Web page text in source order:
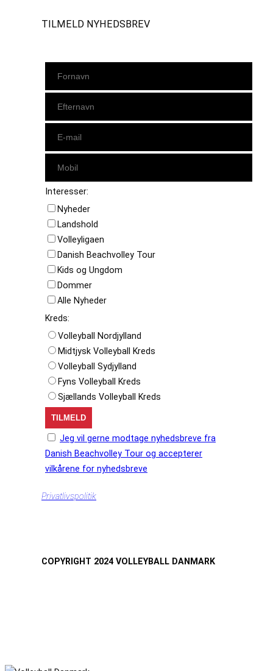
TILMELD NYHEDSBREV
Interesser:
Nyheder
Landshold
Volleyligaen
Danish Beachvolley Tour
Kids og Ungdom
Dommer
Alle Nyheder
Kreds:
Volleyball Nordjylland
Midtjysk Volleyball Kreds
Volleyball Sydjylland
Fyns Volleyball Kreds
Sjællands Volleyball Kreds
Jeg vil gerne modtage nyhedsbreve fra
Danish Beachvolley Tour og accepterer
vilkårene for nyhedsbreve
Privatlivspolitik
COPYRIGHT 2024 VOLLEYBALL DANMARK